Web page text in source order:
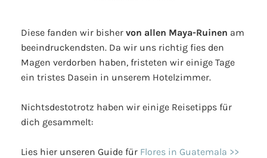
Diese fanden wir bisher von allen Maya-Ruinen am
beeindruckendsten. Da wir uns richtig fies den
Magen verdorben haben, fristeten wir einige Tage
ein tristes Dasein in unserem Hotelzimmer.
Nichtsdestotrotz haben wir einige Reisetipps für
dich gesammelt:
Lies hier unseren Guide für Flores in Guatemala >>